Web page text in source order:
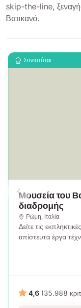
skip-the-line,
Βατικανό.
Συνιστάται
Μουσεία του
διαδρομής
Ρώμη, Ιταλία
Δείτε τις
απίστευτα έργα
4,6 (35.988